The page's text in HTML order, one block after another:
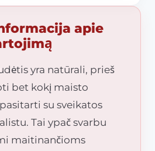
apie
yra natūrali, prieš
bet kokį maisto
su sveikatos
Tai ypač svarbu
maitinančioms